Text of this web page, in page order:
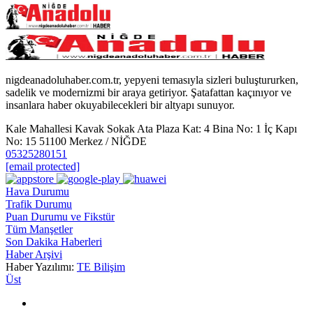
nigdeanadoluhaber.com.tr, yepyeni temasıyla sizleri buluştururken,
sadelik ve modernizmi bir araya getiriyor. Şatafattan kaçınıyor ve
insanlara haber okuyabilecekleri bir altyapı sunuyor.
Kale Mahallesi Kavak Sokak Ata Plaza Kat: 4 Bina No: 1 İç Kapı
No: 15 51100 Merkez / NİĞDE
05325280151
[email protected]
Hava Durumu
Trafik Durumu
Puan Durumu ve Fikstür
Tüm Manşetler
Son Dakika Haberleri
Haber Arşivi
Haber Yazılımı: TE Bilişim
Üst